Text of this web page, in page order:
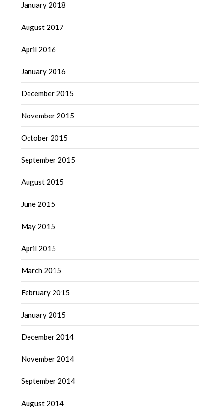
January 2018
August 2017
April 2016
January 2016
December 2015
November 2015
October 2015
September 2015
August 2015
June 2015
May 2015
April 2015
March 2015
February 2015
January 2015
December 2014
November 2014
September 2014
August 2014